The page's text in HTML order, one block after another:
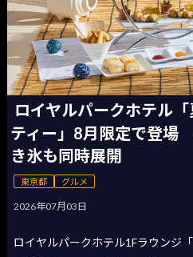
ロイヤルパークホテル
ティー」8月限定で登場
き氷も同時展開
東京都 グルメ
2026年07月03日
ロイヤルパークホテル1Fラウンジ